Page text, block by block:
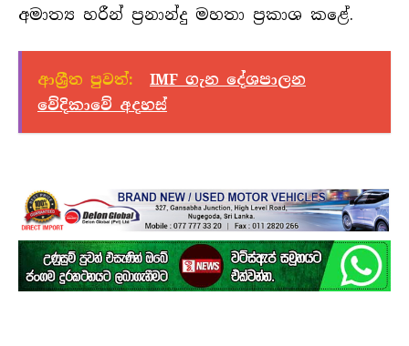
අමාත්‍ය හරීන් ප්‍රනාන්දු මහතා ප්‍රකාශ කළේ.
ආශ්‍රීත පුවත්:
IMF ගැන දේශපාලන
වේදිකාවේ අදහස්